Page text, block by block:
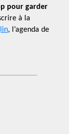
pour garder
à la
, l’agenda de